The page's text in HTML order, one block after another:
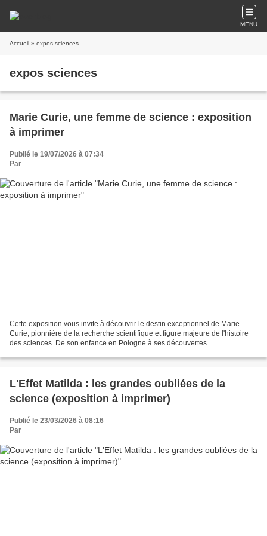
MENU
Accueil » expos sciences
expos sciences
Marie Curie, une femme de science : exposition
à imprimer
Publié le 19/07/2026 à 07:34
Par
Cette exposition vous invite à découvrir le destin exceptionnel de Marie
Curie, pionnière de la recherche scientifique et figure majeure de l'histoire
des sciences. De son enfance en Pologne à ses découvertes
L'Effet Matilda : les grandes oubliées de la
science (exposition à imprimer)
Publié le 23/03/2026 à 08:16
Par